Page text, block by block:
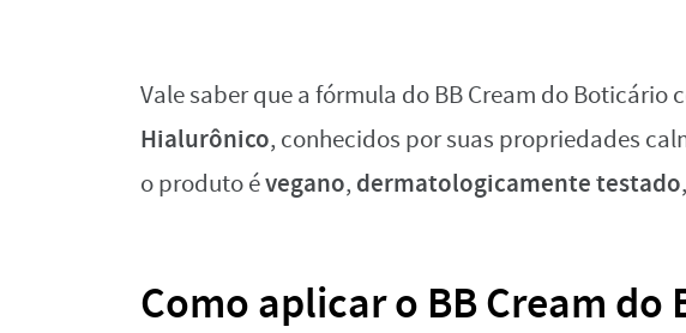
Vale saber que a fórmula do BB Cream do Boticário
Hialurônico, conhecidos por suas propriedades
o produto évegano, dermatologicamente testado,
Como aplicar o BB Cream do